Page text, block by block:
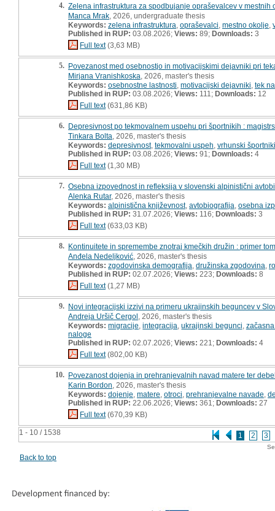
1 - 10 / 1538 1 2 3
4. Zelena infrastruktura za spodbujanje opraševalcev v mestnih
Manca Mrak , 2026, undergraduate thesis
Keywords: zelena infrastruktura opraševalci mestno okolje
Published in RUP: 03.08.2026; Views: 89; Downloads: 3
Full text(3,63 MB)
5. Povezanost med osebnostjo in motivacijskimi dejavniki pri
Mirjana Vranishkoska , 2026, master's thesis
Keywords: osebnostne lastnosti motivacijski dejavniki tek
Published in RUP: 03.08.2026; Views: 111; Downloads: 12
Full text(631,86 KB)
6. Depresivnost po tekmovalnem uspehu pri športnikih :
Tinkara Bolta , 2026, master's thesis
Keywords: depresivnost, tekmovalni uspeh vrhunski športniki
Published in RUP: 03.08.2026; Views: 91; Downloads: 4
Full text(1,30 MB)
7. Osebna izpovednost in refleksija v slovenski alpinistični
Alenka Rutar, 2026, master's thesis
Keywords: alpinistična književnost, avtobiografija osebna
Published in RUP: 31.07.2026; Views: 116; Downloads: 3
Full text(633,03 KB)
8. Kontinuitete in spremembe znotraj kmečkih družin : primer
Anđela Nedeljković , 2026, master's thesis
Keywords: zgodovinska demografija družinska zgodovina
Published in RUP: 02.07.2026; Views: 223; Downloads: 8
Full text(1,27 MB)
9. Novi integracijski izzivi na primeru ukrajinskih beguncev v
Andreja Uršič Cergol , 2026, master's thesis
Keywords: migracije ,integracija ,ukrajinski begunci
naloge
Published in RUP: 02.07.2026; Views: 221; Downloads: 4
Full text(802,00 KB)
10. Povezanost dojenja in prehranjevalnih navad matere ter
Karin Bordon , 2026, master's thesis
Keywords: dojenje matere otroci prehranjevalne navade
Published in RUP: 22.06.2026; Views: 361; Downloads: 27
Full text(670,39 KB)
Back to top